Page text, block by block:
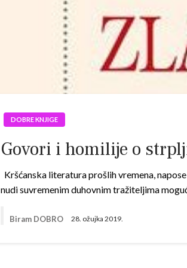
DOBRE KNJIGE
Govori i homilije o
Kršćanska literatura prošlih vremena,
nudi suvremenim duhovnim tražiteljima
Biram DOBRO 28. ožujka 2019.